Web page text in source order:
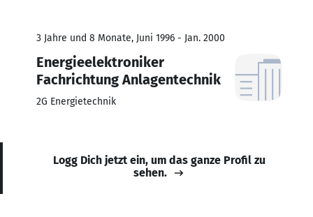
3 Jahre und 8 Monate, Juni 1996 - Jan. 2000
Energieelektroniker
Fachrichtung Anlagentechnik
2G Energietechnik
Logg Dich jetzt ein, um das ganze Profil zu
sehen.